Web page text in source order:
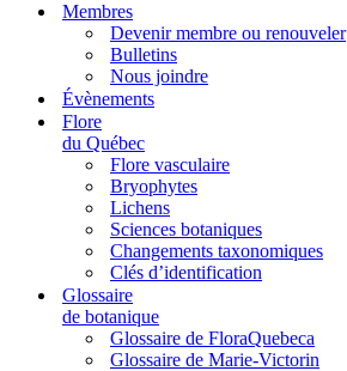
Membres
Devenir membre ou renouveler
Bulletins
Nous joindre
Évènements
Flore
du Québec
Flore vasculaire
Bryophytes
Lichens
Sciences botaniques
Changements taxonomiques
Clés d’identification
Glossaire
de botanique
Glossaire de FloraQuebeca
Glossaire de Marie-Victorin